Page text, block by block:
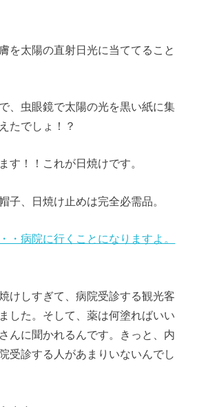
を太陽の直射日光に当ててること
、虫眼鏡で太陽の光を黒い紙に集
たでしょ！？
す！！これが日焼けです。
子、日焼け止めは完全必需品。
・病院に行くことになりますよ。
けしすぎて、病院受診する観光客
した。そして、薬は何塗ればいい
んに聞かれるんです。きっと、内
受診する人があまりいないんでし